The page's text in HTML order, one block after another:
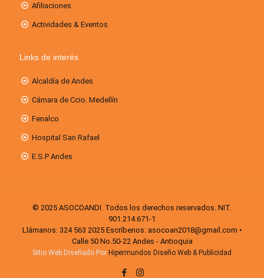
Afiliaciones
Actividades & Eventos
Links de interés
Alcaldía de Andes
Cámara de Ccio. Medellín
Fenalco
Hospital San Rafael
E.S.P Andes
© 2025 ASOCOANDI. Todos los derechos reservados. NIT.
901.214.671-1
Llámanos: 324 563 2025 Escríbenos: asocoan2018@gmail.com •
Calle 50 No.50-22 Andes - Antioquia
Sitio Web Diseñado Por Hipermundos Diseño Web & Publicidad